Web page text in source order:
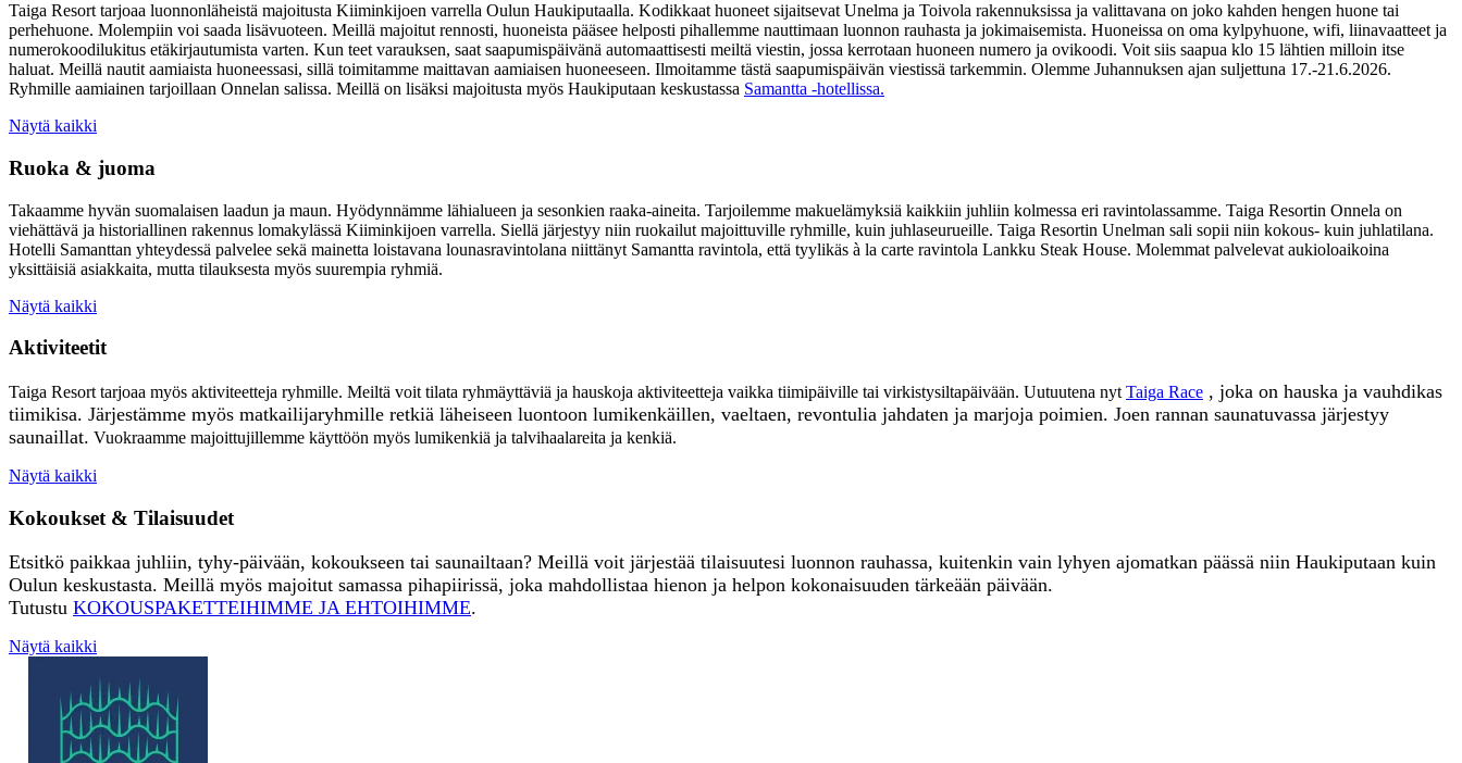
Taiga Resort tarjoaa luonnonläheistä majoitusta Kiiminkijoen varrella Oulun Haukiputaalla. Kodikkaat huoneet sijaitsevat Unelma ja Toivola rakennuksissa ja valittavana on joko kahden hengen huone tai
perhehuone. Molempiin voi saada lisävuoteen. Meillä majoitut rennosti, huoneista pääsee helposti pihallemme nauttimaan luonnon rauhasta ja jokimaisemista. Huoneissa on oma kylpyhuone, wifi, liinavaatteet ja
numerokoodilukitus etäkirjautumista varten. Kun teet varauksen, saat saapumispäivänä automaattisesti meiltä viestin, jossa kerrotaan huoneen numero ja ovikoodi. Voit siis saapua klo 15 lähtien milloin itse
haluat. Meillä nautit aamiaista huoneessasi, sillä toimitamme maittavan aamiaisen huoneeseen. Ilmoitamme tästä saapumispäivän viestissä tarkemmin. Olemme Juhannuksen ajan suljettuna 17.-21.6.2026.
Ryhmille aamiainen tarjoillaan Onnelan salissa. Meillä on lisäksi majoitusta myös Haukiputaan keskustassa Samantta -hotellissa.
Näytä kaikki
Ruoka & juoma
Takaamme hyvän suomalaisen laadun ja maun. Hyödynnämme lähialueen ja sesonkien raaka-aineita. Tarjoilemme makuelämyksiä kaikkiin juhliin kolmessa eri ravintolassamme. Taiga Resortin Onnela on
viehättävä ja historiallinen rakennus lomakylässä Kiiminkijoen varrella. Siellä järjestyy niin ruokailut majoittuville ryhmille, kuin juhlaseurueille. Taiga Resortin Unelman sali sopii niin kokous- kuin juhlatilana.
Hotelli Samanttan yhteydessä palvelee sekä mainetta loistavana lounasravintolana niittänyt Samantta ravintola, että tyylikäs à la carte ravintola Lankku Steak House. Molemmat palvelevat aukioloaikoina
yksittäisiä asiakkaita, mutta tilauksesta myös suurempia ryhmiä.
Näytä kaikki
Aktiviteetit
Taiga Resort tarjoaa myös aktiviteetteja ryhmille. Meiltä voit tilata ryhmäyttäviä ja hauskoja aktiviteetteja vaikka tiimipäiville tai virkistysiltapäivään. Uutuutena nyt Taiga Race , joka on hauska ja vauhdikas
tiimikisa. Järjestämme myös matkailijaryhmille retkiä läheiseen luontoon lumikenkäillen, vaeltaen, revontulia jahdaten ja marjoja poimien. Joen rannan saunatuvassa järjestyy
saunaillat. Vuokraamme majoittujillemme käyttöön myös lumikenkiä ja talvihaalareita ja kenkiä.
Näytä kaikki
Kokoukset & Tilaisuudet
Etsitkö paikkaa juhliin, tyhy-päivään, kokoukseen tai saunailtaan? Meillä voit järjestää tilaisuutesi luonnon rauhassa, kuitenkin vain lyhyen ajomatkan päässä niin Haukiputaan kuin
Oulun keskustasta. Meillä myös majoitut samassa pihapiirissä, joka mahdollistaa hienon ja helpon kokonaisuuden tärkeään päivään.
Tutustu KOKOUSPAKETTEIHIMME JA EHTOIHIMME.
Näytä kaikki